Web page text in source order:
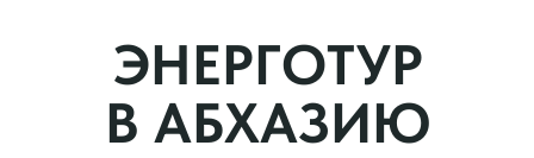
ЭНЕРГОТУР
В АБХАЗИЮ